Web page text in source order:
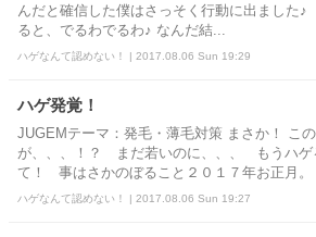
んだと確信した僕はさっそく行動に出ました
ると、でるわでるわ♪ なんだ結...
ハゲなんて認めない！ | 2017.08.06 Sun 19:29
ハゲ発覚！
JUGEMテーマ：発毛・薄毛対策 まさか！ こ
が、、、！？ まだ若いのに、、、 もうハゲ
て！ 事はさかのぼること２０１７年お正月。
ハゲなんて認めない！ | 2017.08.06 Sun 19:27